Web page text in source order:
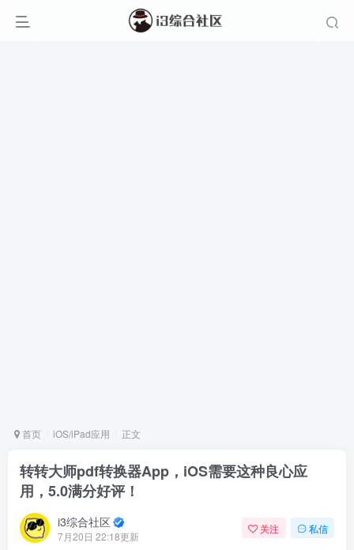
首页 iOS/iPad应用 正文
转转大师pdf转换器App，iOS需要这种良心应
用，5.0满分好评！
i3综合社区
7月20日 22:18更新
关注 私信